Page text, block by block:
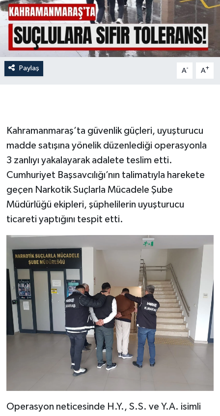
Paylaş A- A+
Kahramanmaraş’ta güvenlik güçleri, uyuşturucu
madde satışına yönelik düzenlediği operasyonla
3 zanlıyı yakalayarak adalete teslim etti.
Cumhuriyet Başsavcılığı’nın talimatıyla harekete
geçen Narkotik Suçlarla Mücadele Şube
Müdürlüğü ekipleri, şüphelilerin uyuşturucu
ticareti yaptığını tespit etti.
Operasyon neticesinde H.Y., S.S. ve Y.A. isimli
KSÜ
DÜNYA
ROPORTAJ
YEREL YÖNETİM
MEDYA
ÜÇÜNCÜ SAYFA
BİLİMNET
Yemek
SİVİL TOPLUM
SEÇİM 2014
KİM KİMDİR
ÇEK GÖNDER
HEDEF2020